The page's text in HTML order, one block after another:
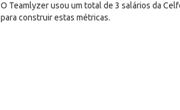
O Teamlyzer usou um total de 3 salários da
para construir estas métricas.